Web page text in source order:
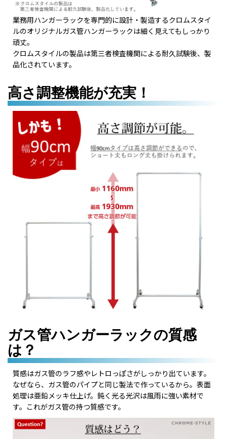
業務用ハンガーラックを専門的に設計・製造するクロムスタイ
ルのオリジナルガス管ハンガーラックは細く見えてもしっかり
頑丈。
クロムスタイルの製品は第三者検査機関による耐久試験後、製
品化されています。
高さ調整機能が充実！
ガス管ハンガーラックの質感
は？
質感はガス管のラフ感やレトロっぽさがしっかり出ています。
なぜなら、ガス管のパイプと同じ製法で作っているから。表面
処理は亜鉛メッキ仕上げ。鈍く光る光沢は風雨に強い素材で
す。これがガス管の持つ質感です。